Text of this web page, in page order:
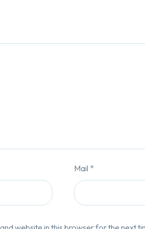
Mail *